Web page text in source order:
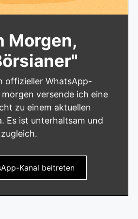
Morgen,
offizieller WhatsApp-
morgen versende ich eine
zu einem aktuellen
Es ist unterhaltsam und
Kanal beitreten